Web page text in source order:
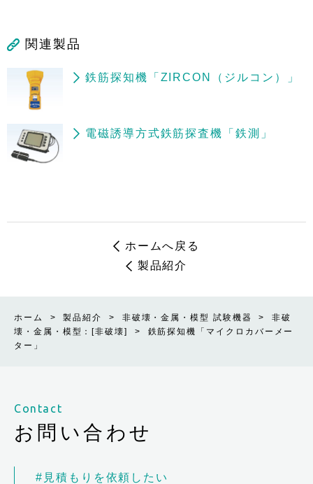
関連製品
鉄筋探知機「ZIRCON（ジルコン）」
電磁誘導方式鉄筋探査機「鉄測」
製品紹介
ホームへ戻る
ホーム >製品紹介 > 非破壊・金属・模型 試験機器 >非破
壊・金属・模型：[非破壊]
> 鉄筋探知機「マイクロカバーメー
ター」
Contact
お問い合わせ
#見積もりを依頼したい